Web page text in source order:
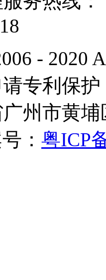
- 2020
专利保
州市黄
： 粤ICP